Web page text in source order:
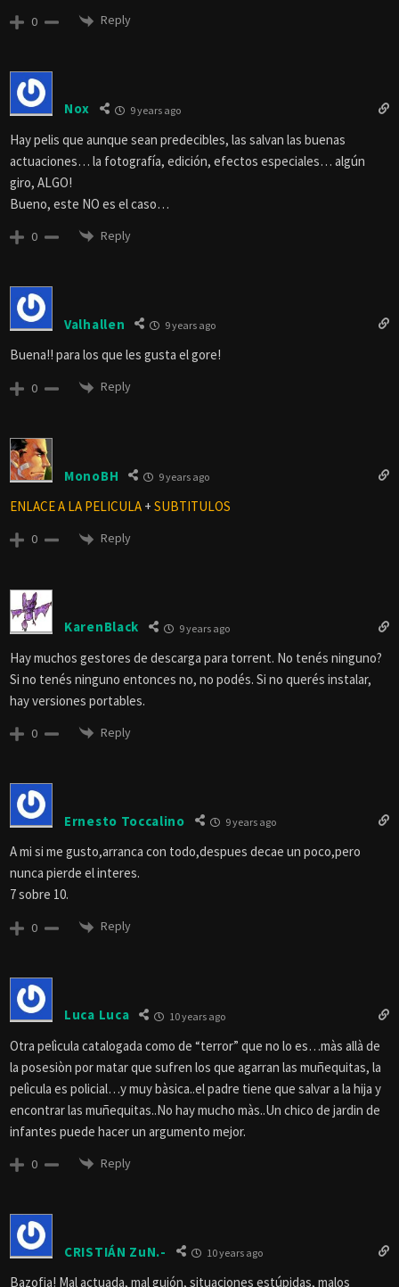
0 Reply
Nox 9 years ago
Hay pelis que aunque sean predecibles, las salvan las buenas
actuaciones… la fotografía, edición, efectos especiales… algún
giro, ALGO!
Bueno, este NO es el caso…
0 Reply
Valhallen 9 years ago
Buena!! para los que les gusta el gore!
0 Reply
MonoBH 9 years ago
ENLACE A LA PELICULA + SUBTITULOS
0 Reply
KarenBlack 9 years ago
Hay muchos gestores de descarga para torrent. No tenés ninguno?
Si no tenés ninguno entonces no, no podés. Si no querés instalar,
hay versiones portables.
0 Reply
Ernesto Toccalino 9 years ago
A mi si me gusto,arranca con todo,despues decae un poco,pero
nunca pierde el interes.
7 sobre 10.
0 Reply
Luca Luca 10 years ago
Otra pelìcula catalogada como de “terror” que no lo es…màs allà de
la posesiòn por matar que sufren los que agarran las muñequitas, la
pelìcula es policial…y muy bàsica..el padre tiene que salvar a la hija y
encontrar las muñequitas..No hay mucho màs..Un chico de jardin de
infantes puede hacer un argumento mejor.
0 Reply
CRISTIÁN ZuN.- 10 years ago
Bazofia! Mal actuada, mal guión, situaciones estúpidas, malos